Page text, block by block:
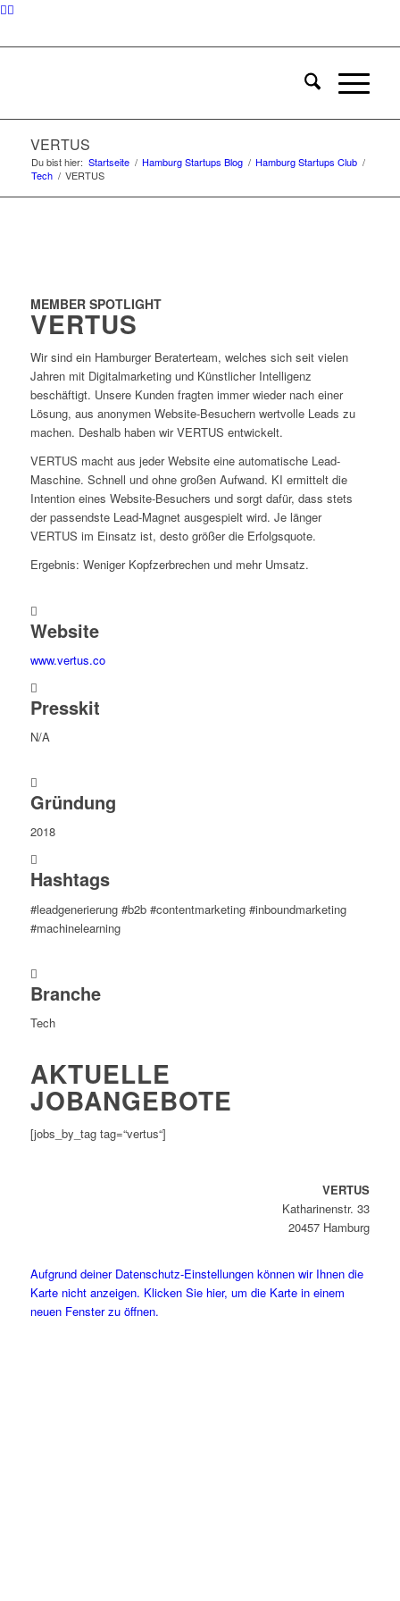
VERTUS
Du bist hier: Startseite / Hamburg Startups Blog / Hamburg Startups Club /
Tech / VERTUS
MEMBER SPOTLIGHT
VERTUS
Wir sind ein Hamburger Beraterteam, welches sich seit vielen
Jahren mit Digitalmarketing und Künstlicher Intelligenz
beschäftigt. Unsere Kunden fragten immer wieder nach einer
Lösung, aus anonymen Website-Besuchern wertvolle Leads zu
machen. Deshalb haben wir VERTUS entwickelt.
VERTUS macht aus jeder Website eine automatische Lead-
Maschine. Schnell und ohne großen Aufwand. KI ermittelt die
Intention eines Website-Besuchers und sorgt dafür, dass stets
der passendste Lead-Magnet ausgespielt wird. Je länger
VERTUS im Einsatz ist, desto größer die Erfolgsquote.
Ergebnis: Weniger Kopfzerbrechen und mehr Umsatz.
Website
www.vertus.co
Presskit
N/A
Gründung
2018
Hashtags
#leadgenerierung #b2b #contentmarketing #inboundmarketing
#machinelearning
Branche
Tech
AKTUELLE
JOBANGEBOTE
[jobs_by_tag tag=“vertus“]
VERTUS
Katharinenstr. 33
20457 Hamburg
Aufgrund deiner Datenschutz-Einstellungen können wir Ihnen die
Karte nicht anzeigen. Klicken Sie hier, um die Karte in einem
neuen Fenster zu öffnen.